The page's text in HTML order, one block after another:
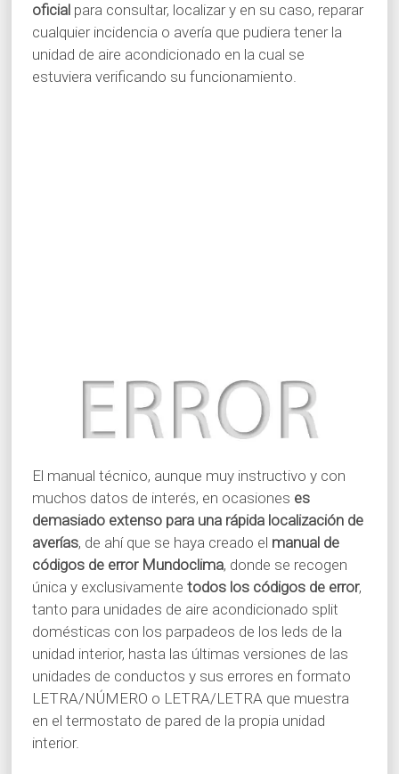
oficialpara consultar, localizar y en su caso, reparar
cualquier incidencia o avería que pudiera tener la
unidad de aire acondicionado en la cual se
estuviera verificando su funcionamiento.
El manual técnico, aunque muy instructivo y con
muchos datos de interés, en ocasiones es
demasiado extenso para una rápida localización de
averías, de ahí que se haya creado el manual de
códigos de error Mundoclima, donde se recogen
única y exclusivamente todos los códigos de error,
tanto para unidades de aire acondicionado split
domésticas con los parpadeos de los leds de la
unidad interior, hasta las últimas versiones de las
unidades de conductos y sus errores en formato
LETRA/NÚMERO o LETRA/LETRA que muestra
en el termostato de pared de la propia unidad
interior.